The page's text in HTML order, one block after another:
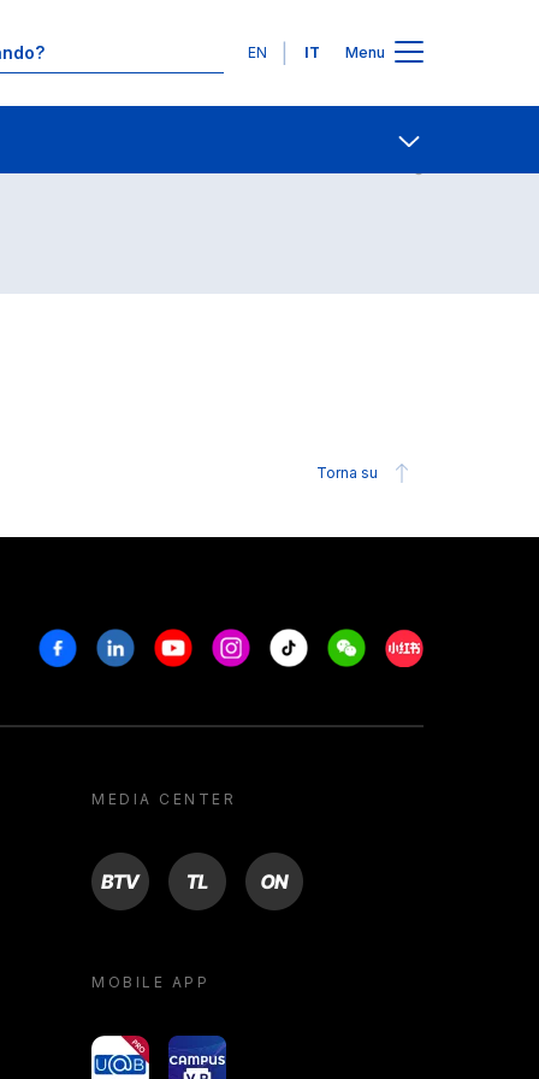
Lingue
EN IT Menu
Contatti
Torna su
FacebookLinkedinYoutubeInstagram
Tiktok WeechatXiaohongshu/
MEDIA CENTER
BTV TL ON
MOBILE APP
yoU@B Campus VR